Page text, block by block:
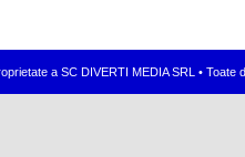
a SC DIVERTI MEDIA SRL •